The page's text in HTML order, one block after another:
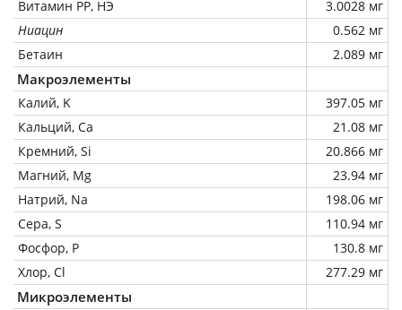
Витамин РР, НЭ
3.0028 мг
Ниацин
0.562 мг
Бетаин
2.089 мг
Макроэлементы
Калий, K
397.05 мг
Кальций, Ca
21.08 мг
Кремний, Si
20.866 мг
Магний, Mg
23.94 мг
Натрий, Na
198.06 мг
Сера, S
110.94 мг
Фосфор, P
130.8 мг
Хлор, Cl
277.29 мг
Микроэлементы